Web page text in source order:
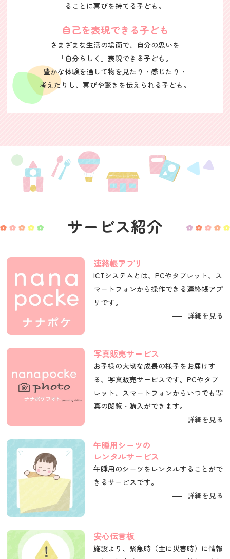
ることに喜びを持てる子ども。
自己を表現できる子ども
さまざまな生活の場面で、自分の思いを
「自分らしく」表現できる子ども。
豊かな体験を通して物を見たり・感じたり・
考えたりし、喜びや驚きを伝えられる子ども。
サービス紹介
連絡帳アプリ
ICTシステムとは、PCやタブレット、ス
マートフォンから操作できる連絡帳アプ
リです。
詳細を見る
写真販売サービス
お子様の大切な成長の様子をお届けす
る、写真販売サービスです。PCやタブ
レット、スマートフォンからいつでも写
真の閲覧・購入ができます。
詳細を見る
午睡用シーツの
レンタルサービス
午睡用のシーツをレンタルすることがで
きるサービスです。
詳細を見る
安心伝言板
施設より、緊急時（主に災害時）に情報